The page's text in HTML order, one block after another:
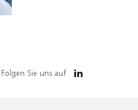
Folgen Sie uns auf